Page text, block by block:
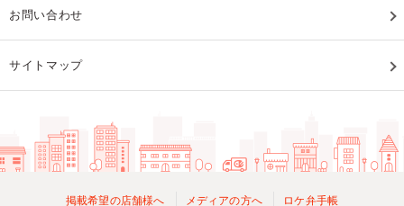
お問い合わせ
サイトマップ
掲載希望の店舗様へ メディアの方へ
ロケ弁手帳